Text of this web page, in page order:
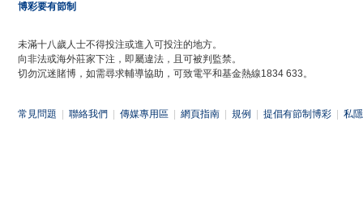
博彩要有節制
未滿十八歲人士不得投注或進入可投注的地方。
向非法或海外莊家下注，即屬違法，且可被判監禁。
切勿沉迷賭博，如需尋求輔導協助，可致電平和基金熱線1834 633。
常見問題 聯絡我們 傳媒專用區 網頁指南 規例 提倡有節制博彩 私